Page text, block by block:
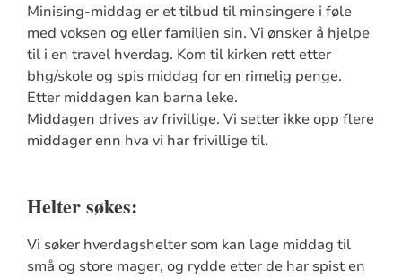
Minising-middag er et tilbud til minsingere i føle
med voksen og eller familien sin. Vi ønsker å hjelpe
til i en travel hverdag. Kom til kirken rett etter
bhg/skole og spis middag for en rimelig penge.
Etter middagen kan barna leke.
Middagen drives av frivillige. Vi setter ikke opp flere
middager enn hva vi har frivillige til.
Helter søkes:
Vi søker hverdagshelter som kan lage middag til
små og store mager, og rydde etter de har spist en